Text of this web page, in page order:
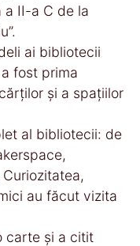
a II-a C de la
ai bibliotecii
fost prima
și a spațiilor
al bibliotecii: de
au făcut vizita
carte și a citit